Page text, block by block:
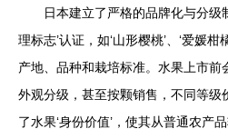
日本建立了严格的品牌化与分级
理标志’认证，如‘山形樱桃’、‘爱媛
产地、品种和栽培标准。水果上市前
外观分级，甚至按颗销售，不同等级
了水果‘身份价值’，使其从普通农产